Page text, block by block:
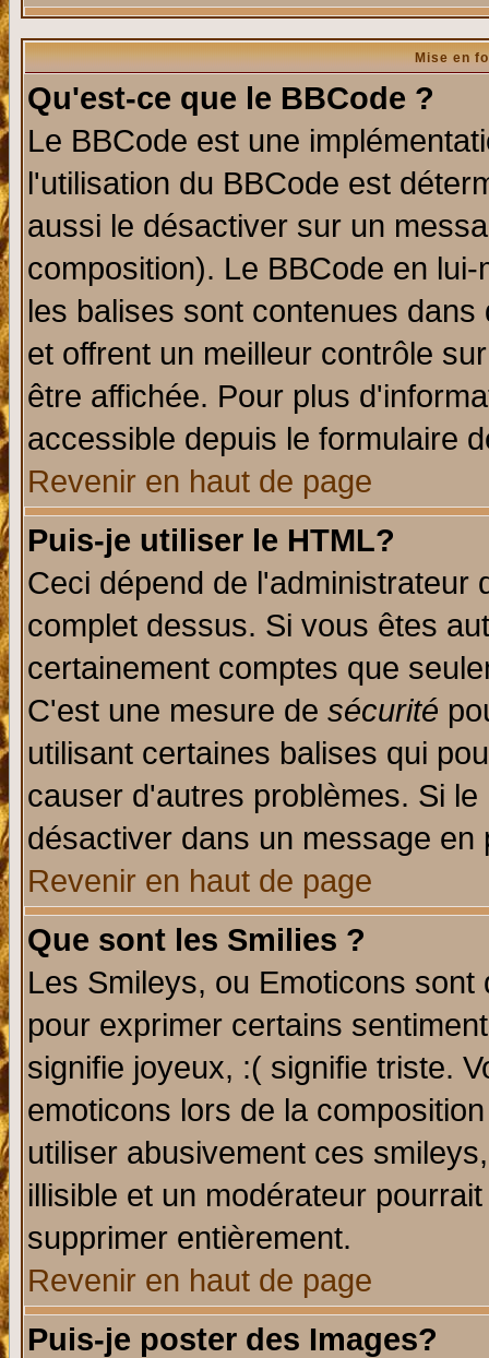
Mise en
Qu'est-ce que le BBCode ?
Le BBCode est une
l'utilisation du BBCode est
aussi le désactiver sur un
composition). Le BBCode en
les balises sont contenues
et offrent un meilleur contrôle
être affichée. Pour plus
accessible depuis le formulaire
Revenir en haut de page
Puis-je utiliser le HTML?
Ceci dépend de l'administrateur
complet dessus. Si vous êtes
certainement comptes que
C'est une mesure de sécurité
utilisant certaines balises qui
causer d'autres problèmes. Si
désactiver dans un message
Revenir en haut de page
Que sont les Smilies ?
Les Smileys, ou Emoticons
pour exprimer certains
signifie joyeux, :( signifie triste.
emoticons lors de la
utiliser abusivement ces
illisible et un modérateur
supprimer entièrement.
Revenir en haut de page
Puis-je poster des Images?